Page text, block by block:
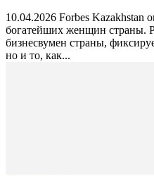
10.04.2026 Forbes Kazakhstan
богатейших женщин страны.
бизнесвумен страны,
но и то, как...